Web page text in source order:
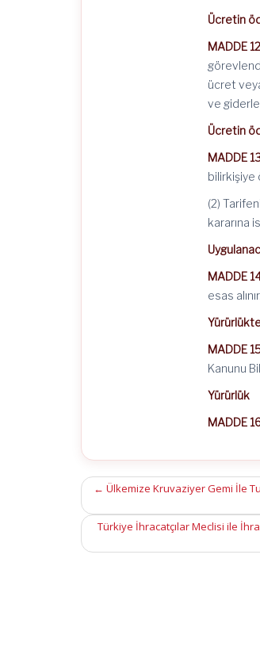
Ücretin
MADDE
ücret
ve
Ücretin
MADDE
bilirkişiye
(2)
kararına
MADDE
esas alınır.
MADDE
Kanunu
Yürürlük
MADDE
Post
navigation
← Ülkemize Kruvaziyer Gemi İle
Türkiye İhracatçılar Meclisi ile